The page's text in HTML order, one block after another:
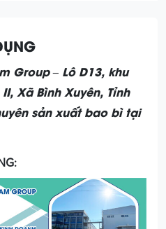
Group – Lô D13, khu
Xã Bình Xuyên, Tỉnh
sản xuất bao bì tại